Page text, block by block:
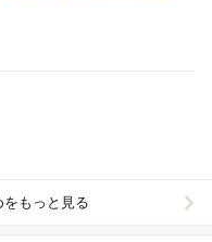
もっと見る